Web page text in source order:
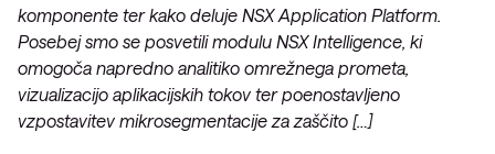
komponente ter kako deluje NSX Application Platform.
Posebej smo se posvetili modulu NSX Intelligence, ki
omogoča napredno analitiko omrežnega prometa,
vizualizacijo aplikacijskih tokov ter poenostavljeno
vzpostavitev mikrosegmentacije za zaščito […]